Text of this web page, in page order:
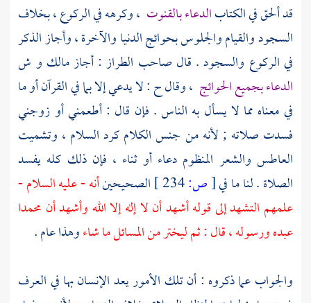
قد ألحق في الكتابالدعاء بالقنوت ، وكرهه في الركوع ، بخلاف
السجود والقيام والجلوس بحوائج الدنيا والآخرة ، وأجاز الذكر
في الركوع والسجود . قال صاحب الطراز : أجازمالك و ش
الدعاء بجميع الحوائج ، وقال ح : لا يدعي إلا بما في القرآن أو ما
في معناه مما لا يسأل به الناس . فإن قال : أطعمني أو زوجني
فسدت صلاته ; لأنه من جنس الكلام كرد السلام ، وتشميت
العاطس والشعر المنظوم دعاء أو ثناء ، فإن ذلك كله يفسد
الصلاة . لنا ما في[ص: الصحيحينأنه - عليه السلام -
علمهم التشهد إلى قوله أشهد أن لا إله إلا الله وأشهد أن محمدا
عبده ورسوله ، قال : ثم ليختر من المسائل ما شاءوهذا عام .
والجواب عما ذكروه : أن تلك الأمور يعد الإنسان بها في العرف